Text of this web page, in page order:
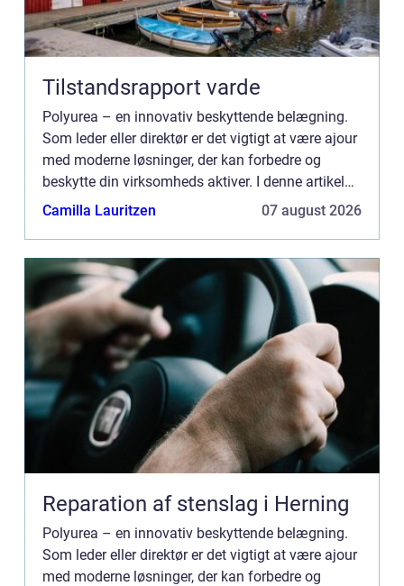
Tilstandsrapport varde
Polyurea – en innovativ beskyttende belægning.
Som leder eller direktør er det vigtigt at være ajour
med moderne løsninger, der kan forbedre og
beskytte din virksomheds aktiver. I denne artikel
vil vi udforske, hvad polyurea er, dets anvendelse...
Camilla Lauritzen 07 august 2026
Reparation af stenslag i Herning
Polyurea – en innovativ beskyttende belægning.
Som leder eller direktør er det vigtigt at være ajour
med moderne løsninger, der kan forbedre og